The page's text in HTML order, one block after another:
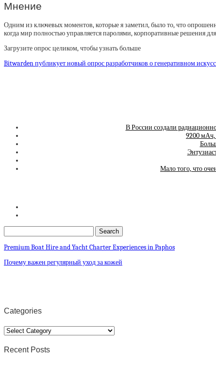
Мнение
Одним из ключевых моментов, которые я заметил, было то, что
когда мир полностью управляется паролями, корпоративные решения
Загрузите опрос целиком, чтобы узнать больше
Bitwarden публикует новый опрос разработчиков о генеративном
В России создали
9200 мАч,
Мало того, что
Premium Boat Hire and Yacht Charter Experiences in Paphos
Почему важен регулярный уход за кожей
Categories
Categories
Recent Posts